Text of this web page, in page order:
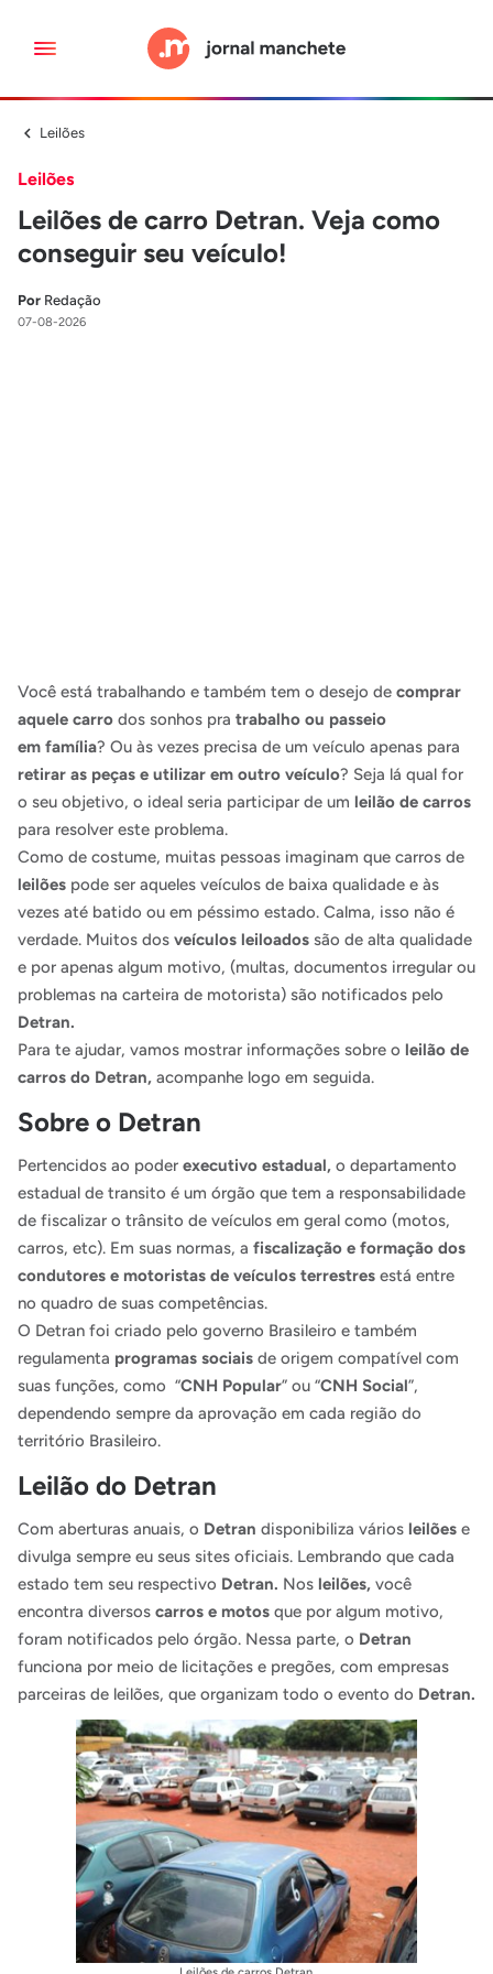
Leilões
Leilões
Leilões de carro Detran. Veja como
conseguir seu veículo!
Por Redação
07-08-2026
Você está trabalhando e também tem o desejo de comprar
aquele carro dos sonhos pra trabalho ou passeio
em família? Ou às vezes precisa de um veículo apenas para
retirar as peças e utilizar em outro veículo? Seja lá qual for
o seu objetivo, o ideal seria participar de um leilão de carros
para resolver este problema.
Como de costume, muitas pessoas imaginam que carros de
leilões pode ser aqueles veículos de baixa qualidade e às
vezes até batido ou em péssimo estado. Calma, isso não é
verdade. Muitos dos veículos leiloados são de alta qualidade
e por apenas algum motivo, (multas, documentos irregular ou
problemas na carteira de motorista) são notificados pelo
Detran.
Para te ajudar, vamos mostrar informações sobre o leilão de
carros do Detran, acompanhe logo em seguida.
Sobre o Detran
Pertencidos ao poder executivo estadual, o departamento
estadual de transito é um órgão que tem a responsabilidade
de fiscalizar o trânsito de veículos em geral como (motos,
carros, etc). Em suas normas, a fiscalização e formação dos
condutores e motoristas de veículos terrestres está entre
no quadro de suas competências.
O Detran foi criado pelo governo Brasileiro e também
regulamenta programas sociais de origem compatível com
suas funções, como “CNH Popular” ou “CNH Social”,
dependendo sempre da aprovação em cada região do
território Brasileiro.
Leilão do Detran
Com aberturas anuais, o Detran disponibiliza vários leilões e
divulga sempre eu seus sites oficiais. Lembrando que cada
estado tem seu respectivo Detran. Nos leilões, você
encontra diversos carros e motos que por algum motivo,
foram notificados pelo órgão. Nessa parte, o Detran
funciona por meio de licitações e pregões, com empresas
parceiras de leilões, que organizam todo o evento do Detran.